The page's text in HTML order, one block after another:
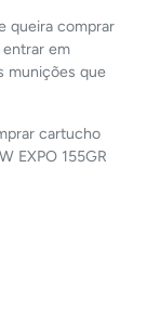
queira comprar
entrar em
munições que
cartucho
EXPO 155GR